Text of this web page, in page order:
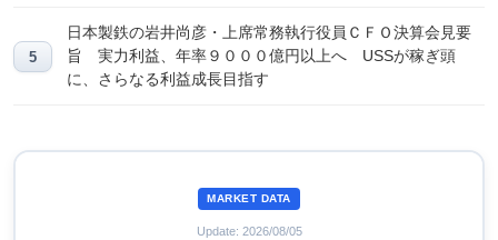
日本製鉄の岩井尚彦・上席常務執行役員ＣＦＯ決算会見要
旨 実力利益、年率９０００億円以上へ USSが稼ぎ頭
に、さらなる利益成長目指す
MARKET DATA
Update: 2026/08/05